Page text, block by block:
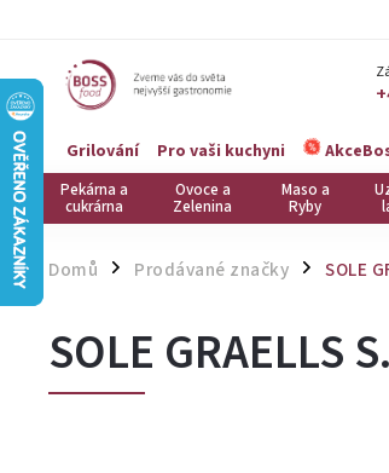
Grilování Pro vaši kuchyni
Pekárna a
cukrárna
Ovoce a
Zelenina
Maso a
Ryby
Domů / Prodávané značky / SOLE
SOLE GRAELLS